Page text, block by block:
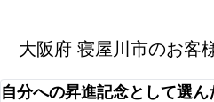
大阪府 寝屋川市のお客
自分への昇進記念として選